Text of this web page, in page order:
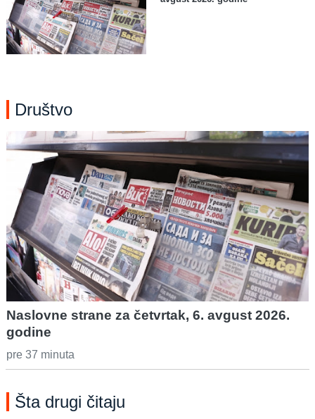
Društvo
Naslovne strane za četvrtak, 6. avgust 2026.
godine
pre 37 minuta
Šta drugi čitaju